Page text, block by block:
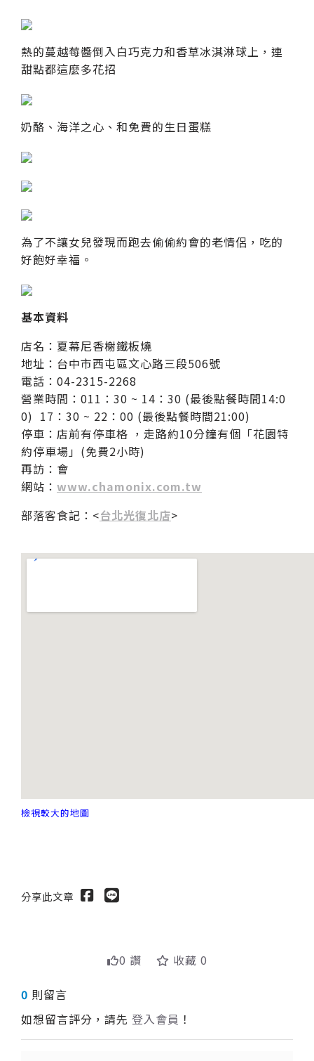
熱的蔓越莓醬倒入白巧克力和香草冰淇淋球上，連
甜點都這麼多花招
奶酪、海洋之心、和免費的生日蛋糕
為了不讓女兒發現而跑去偷偷約會的老情侶，吃的
好飽好幸福。
基本資料
店名：夏幕尼香榭鐵板燒
地址：台中市西屯區文心路三段506號
電話：04-2315-2268
營業時間：011：30 ~ 14：30 (最後點餐時間14:0
0) 17：30 ~ 22：00 (最後點餐時間21:00)
停車：店前有停車格 ，走路約10分鐘有個「花園特
約停車場」(免費2小時)
再訪：會
網站： www.chamonix.com.tw
部落客食記：<台北光復北店>
檢視較大的地圖
分享此文章
0 讚 收藏 0
0 則留言
如想留言評分，請先 登入會員 ！